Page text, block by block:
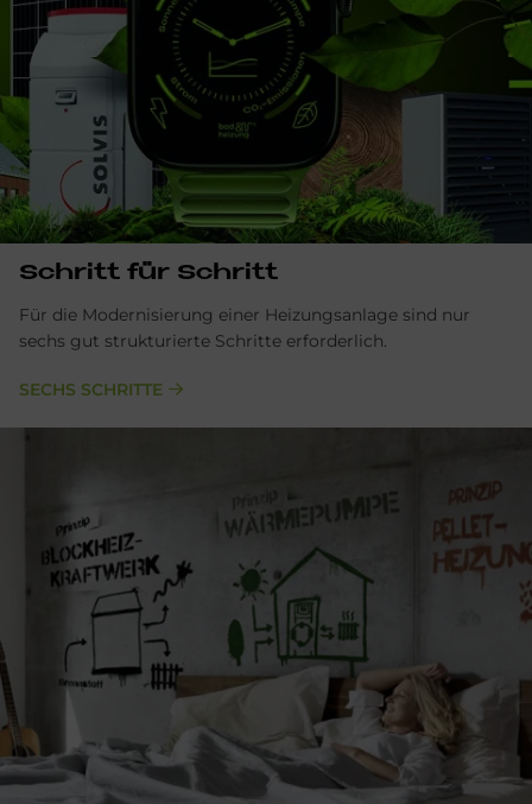
Schritt für Schritt
Für die Modernisierung einer Heizungsanlage sind nur
sechs gut strukturierte Schritte erforderlich.
SECHS SCHRITTE